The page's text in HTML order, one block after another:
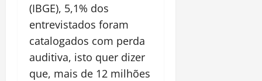
(IBGE), 5,1% dos
entrevistados foram
catalogados com perda
auditiva, isto quer dizer
que, mais de 12 milhões